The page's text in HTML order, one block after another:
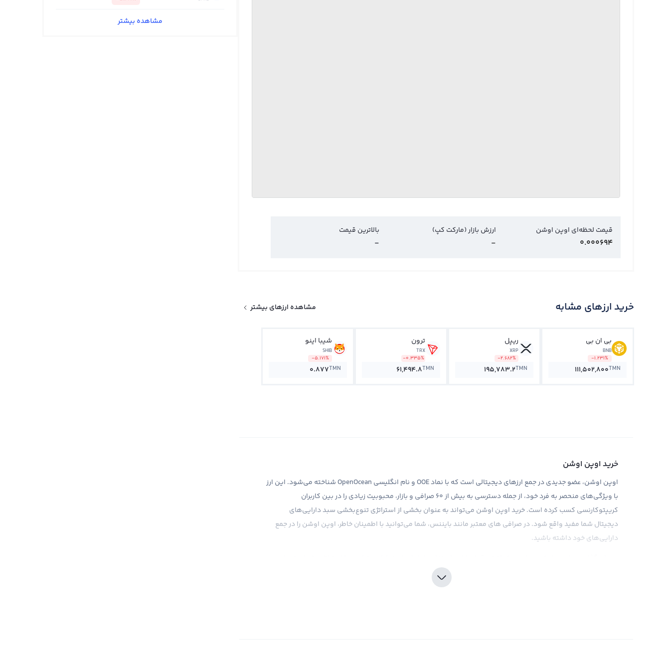
قیمت لحظه‌ای اوپن اوشن
0.000694
ارزش بازار (مارکت کپ)
-
بالاترین قیمت
-
خرید ارزهای مشابه مشاهده ارزهای بیشتر
بی ان بی
BNB
-1.231%
111,502,800TMN
ریپل
XRP
-2.682%
195,783.2TMN
ترون
TRX
-0.335%
61,494.8TMN
شیبا اینو
SHIB
-5.171%
0.877TMN
خرید اوپن اوشن
اوپن اوشن، عضو جدیدی در جمع ارزهای دیجیتالی است که با نماد OOE و نام انگلیسی OpenOcean شناخته می‌شود. این ارز
با ویژگی‌های منحصر به فرد خود، از جمله دسترسی به بیش از 60 صرافی و بازار، محبوبیت زیادی را در بین کاربران
کریپتوکارنسی کسب کرده است. خرید اوپن اوشن می‌تواند به عنوان بخشی از استراتژی تنوع‌بخشی سبد دارایی‌های
دیجیتال شما مفید واقع شود. در صرافی های معتبر مانند بایننس، شما می‌توانید با اطمینان خاطر، اوپن اوشن را در جمع
دارایی‌های خود داشته باشید.
نگاهی به نوسانات قیمتی و جنبش‌های بازار، مشخص خواهید کرد که می‌توانید در کنار ریپل، اوپن اوشن را نیز به جمع
دارایی‌های خود اضافه کنید. توجه داشته باشید که در مورد متمرکز بودن این ارز نیز حرف‌های زیادی وجود دارد، اما با
مشاهده بیشتر